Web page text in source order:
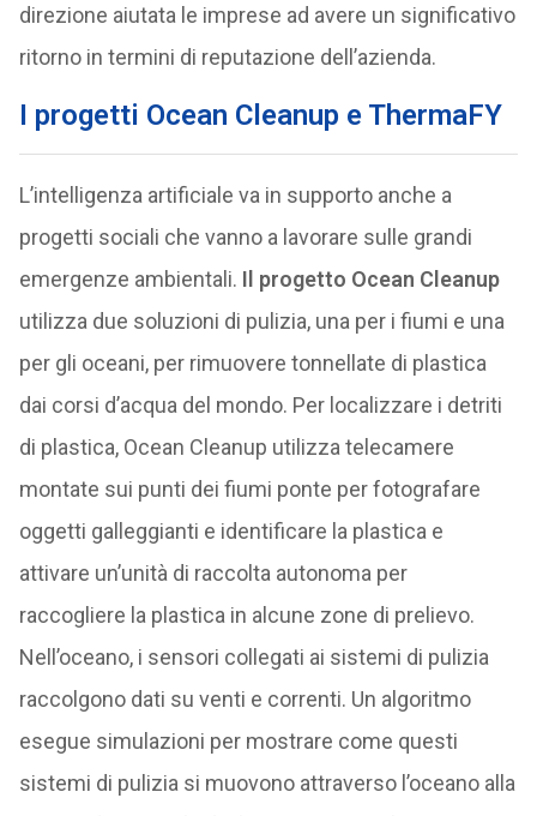
direzione aiutata le imprese ad avere un significativo
ritorno in termini di reputazione dell’azienda.
I progetti Ocean Cleanup e ThermaFY
L’intelligenza artificiale va in supporto anche a
progetti sociali che vanno a lavorare sulle grandi
emergenze ambientali. Il progetto Ocean Cleanup
utilizza due soluzioni di pulizia, una per i fiumi e una
per gli oceani, per rimuovere tonnellate di plastica
dai corsi d’acqua del mondo. Per localizzare i detriti
di plastica, Ocean Cleanup utilizza telecamere
montate sui punti dei fiumi ponte per fotografare
oggetti galleggianti e identificare la plastica e
attivare un’unità di raccolta autonoma per
raccogliere la plastica in alcune zone di prelievo.
Nell’oceano, i sensori collegati ai sistemi di pulizia
raccolgono dati su venti e correnti. Un algoritmo
esegue simulazioni per mostrare come questi
sistemi di pulizia si muovono attraverso l’oceano alla